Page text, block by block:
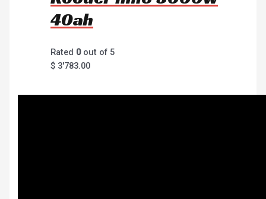
40ah
Rated 0out of 5
$ 3'783.00